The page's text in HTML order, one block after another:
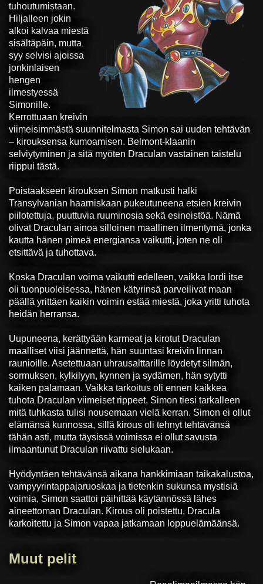
tuhoutumistaan.
Hiljalleen jokin
alkoi kalvaa miestä
sisältäpäin, mutta
syy selvisi ajoissa
jonkinlaisen
hengen
ilmestyessä
Simonille.
Kerrottuaan kreivin
viimeisimmästä suunnitelmasta Simon sai uuden tehtävän
– kirouksensa kumoamisen. Belmont-klaanin
selviytyminen ja sitä myöten Draculan vastainen taistelu
riippui tästä.
Poistaakseen kirouksen Simon matkusti halki
Transylvanian haarniskaan pukeutuneena etsien kreivin
piilotettuja, puuttuvia ruuminosia sekä esineistöä. Nämä
olivat Draculan ainoa silloinen maallinen ilmentymä, jonka
kautta hänen pimeä energiansa vaikutti, joten ne oli
etsittävä ja tuhottava.
Koska Draculan voima vaikutti edelleen, vaikka lordi itse
oli tuonpuoleisessa, hänen kätyrinsä parveilivat maan
päällä yrittäen kaikin voimin estää miestä, joka yritti tuhota
heidän herransa.
Uupuneena, kerättyään karmeat ja kirotut Draculan
maalliset viisi jäännettä, hän suuntasi kreivin linnan
raunioille. Asetettuaan uhrausalttarille löydetyt silmän,
sormuksen, kylkilyyn, kynnen ja sydämen, hän sytytti
kaiken palamaan. Vaikka tarkoitus oli ennen kaikkea
tuhota Draculan viimeiset rippeet, Simon tiesi tarkalleen
mitä tuhkasta tulisi nousemaan vielä kerran. Simon ei ollut
elämänsä kunnossa, sillä kirous oli tehnyt tehtävänsä
tähän asti, mutta täysissä voimissa ei ollut savusta
ilmaantunut Draculan riivattu sielukaan.
Hyödyntäen tehtävänsä aikana hankkimiaan taikakalustoa,
vampyyrintappajaruoskaa ja tietenkin sukunsa mystisiä
voimia, Simon saattoi päihittää käytännössä lähes
aineettoman Draculan. Kirous oli poistettu, Dracula
karkoitettu ja Simon vapaa jatkamaan loppuelämäänsä.
Muut pelit